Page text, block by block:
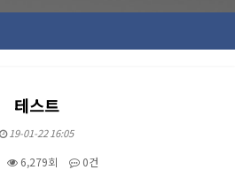
테스트
19-01-22 16:05
6,279회 0건